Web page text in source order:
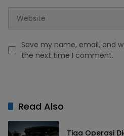
Save my name, email, and
the next time I comment.
Read Also
Tiga Operasi